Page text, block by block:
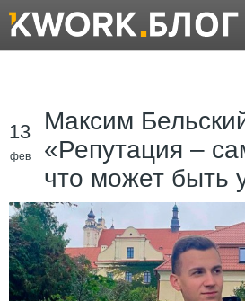
13
фев
Максим
«Репутация –
что может быть